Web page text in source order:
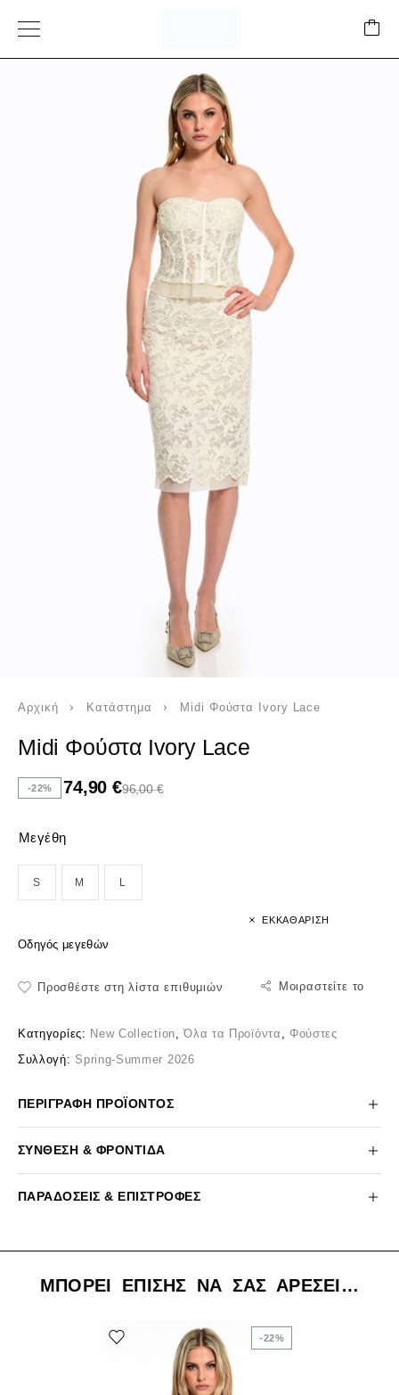
Αρχική Κατάστημα Midi Φούστα Ivory Lace
Midi Φούστα Ivory Lace
-22% 96,00€
74,90€
Μεγέθη
S M L
ΕΚΚΑΘΆΡΙΣΗ
Οδηγός μεγεθών
Προσθέστε στη λίστα επιθυμιών Μοιραστείτε το
Κατηγορίες: New Collection,Όλα τα Προϊόντα , Φούστες
Συλλογή: Spring-Summer 2026
ΠΕΡΙΓΡΑΦΉ ΠΡΟΪΌΝΤΟΣ
ΣΎΝΘΕΣΗ & ΦΡΟΝΤΊΔΑ
ΠΑΡΑΔΌΣΕΙΣ & ΕΠΙΣΤΡΟΦΈΣ
ΜΠΟΡΕΊ ΕΠΊΣΗΣ ΝΑ ΣΑΣ ΑΡΈΣΕΙ…
-22%